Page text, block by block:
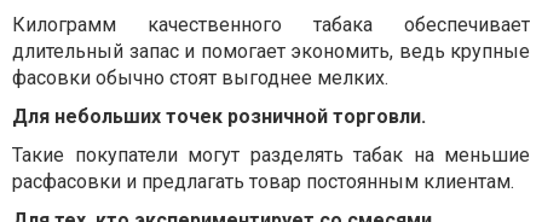
Килограмм качественного табака обеспечивает
длительный запас и помогает экономить, ведь крупные
фасовки обычно стоят выгоднее мелких.
Для небольших точек розничной торговли.
Такие покупатели могут разделять табак на меньшие
расфасовки и предлагать товар постоянным клиентам.